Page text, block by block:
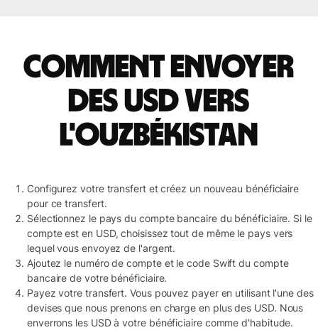
Comment envoyer
des USD vers
l'Ouzbékistan
Configurez votre transfert et créez un nouveau bénéficiaire
pour ce transfert.
Sélectionnez le pays du compte bancaire du bénéficiaire. Si le
compte est en USD, choisissez tout de même le pays vers
lequel vous envoyez de l'argent.
Ajoutez le numéro de compte et le code Swift du compte
bancaire de votre bénéficiaire.
Payez votre transfert. Vous pouvez payer en utilisant l'une des
devises que nous prenons en charge en plus des USD. Nous
enverrons les USD à votre bénéficiaire comme d'habitude.